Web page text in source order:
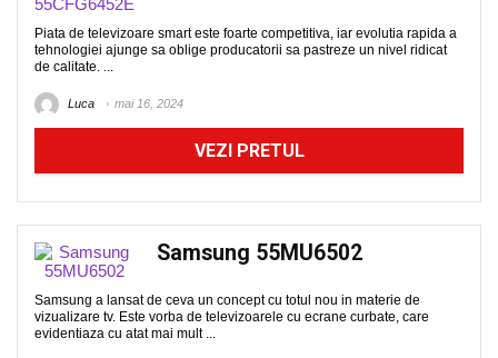
Piata de televizoare smart este foarte competitiva, iar evolutia rapida a
tehnologiei ajunge sa oblige producatorii sa pastreze un nivel ridicat
de calitate. ...
Luca mai 16, 2024
VEZI PRETUL
Samsung 55MU6502
Samsung a lansat de ceva un concept cu totul nou in materie de
vizualizare tv. Este vorba de televizoarele cu ecrane curbate, care
evidentiaza cu atat mai mult ...